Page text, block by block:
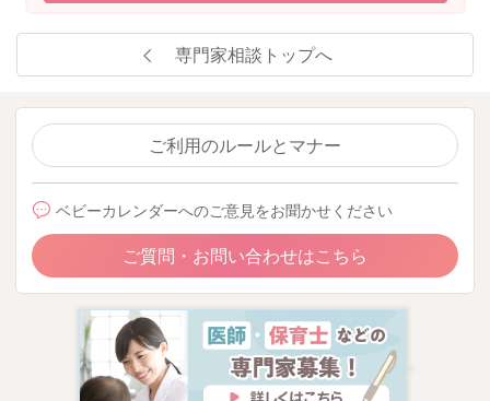
専門家相談トップへ
ご利用のルールとマナー
ベビーカレンダーへのご意見をお聞かせください
ご質問・お問い合わせはこちら